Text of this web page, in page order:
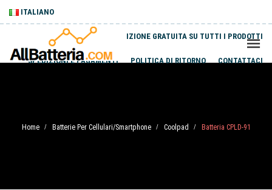
ITALIANO
SPEDIZIONE GRATUITA SU TUTTI I PRODOTTI
SPEDIZIONI E PAGAMENTI POLITICA DI RITORNO CONTATTACI
Home / Batterie Per Cellulari/Smartphone / Coolpad / Batteria CPLD-91